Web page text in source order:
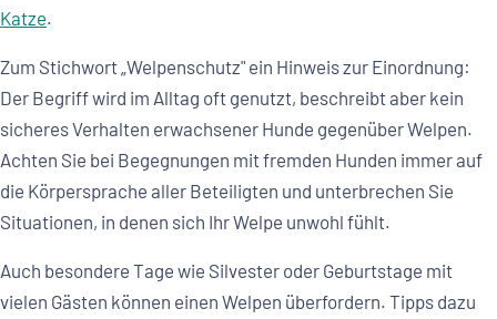
Katze.
Zum Stichwort „Welpenschutz" ein Hinweis zur Einordnung:
Der Begriff wird im Alltag oft genutzt, beschreibt aber kein
sicheres Verhalten erwachsener Hunde gegenüber Welpen.
Achten Sie bei Begegnungen mit fremden Hunden immer auf
die Körpersprache aller Beteiligten und unterbrechen Sie
Situationen, in denen sich Ihr Welpe unwohl fühlt.
Auch besondere Tage wie Silvester oder Geburtstage mit
vielen Gästen können einen Welpen überfordern. Tipps dazu